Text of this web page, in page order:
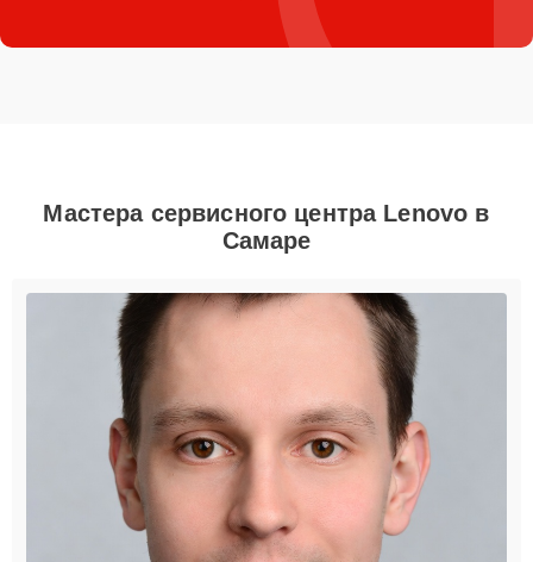
Мастера сервисного центра Lenovo в
Самаре